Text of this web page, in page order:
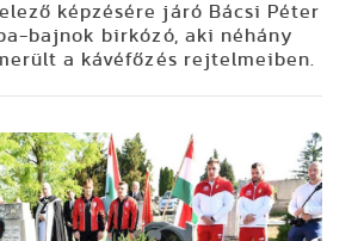
képzésére járó Bácsi Péter
bajnok birkózó, aki néhány
a kávéfőzés rejtelmeiben.